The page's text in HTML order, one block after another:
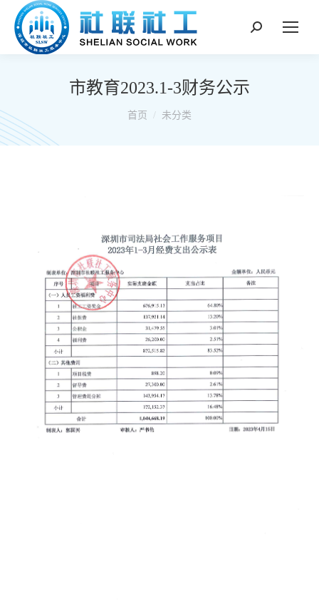
搜
市教育2023.1-3财务公示
你在这里：
首页 未分类